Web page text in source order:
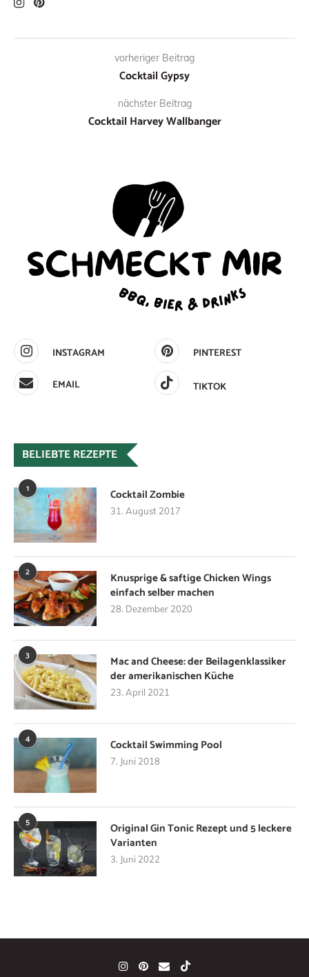
vorheriger Beitrag
Cocktail Gypsy
nächster Beitrag
Cocktail Harvey Wallbanger
INSTAGRAM
PINTEREST
EMAIL
TIKTOK
BELIEBTE REZEPTE
1 Cocktail Zombie
31. August 2017
2
Knusprige & saftige Chicken Wings
einfach selber machen
28. Dezember 2020
3
Mac and Cheese: der Beilagenklassiker
der amerikanischen Küche
23. April 2021
4 Cocktail Swimming Pool
7. Juni 2018
5
Original Gin Tonic Rezept und 5 leckere
Varianten
3. Juni 2022